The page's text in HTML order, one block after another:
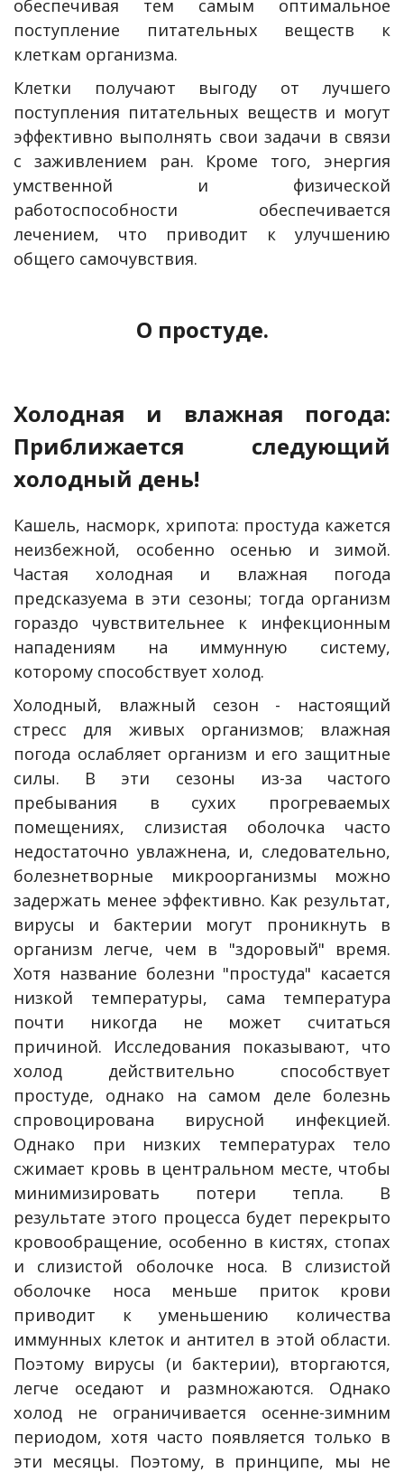
обеспечивая тем самым оптимальное
поступление питательных веществ к
клеткам организма.
Клетки получают выгоду от лучшего
поступления питательных веществ и могут
эффективно выполнять свои задачи в связи
с заживлением ран. Кроме того, энергия
умственной и физической
работоспособности обеспечивается
лечением, что приводит к улучшению
общего самочувствия.
О простуде.
Холодная и влажная погода:
Приближается следующий
холодный день!
Кашель, насморк, хрипота: простуда кажется
неизбежной, особенно осенью и зимой.
Частая холодная и влажная погода
предсказуема в эти сезоны; тогда организм
гораздо чувствительнее к инфекционным
нападениям на иммунную систему,
которому способствует холод.
Холодный, влажный сезон - настоящий
стресс для живых организмов; влажная
погода ослабляет организм и его защитные
силы. В эти сезоны из-за частого
пребывания в сухих прогреваемых
помещениях, слизистая оболочка часто
недостаточно увлажнена, и, следовательно,
болезнетворные микроорганизмы можно
задержать менее эффективно. Как результат,
вирусы и бактерии могут проникнуть в
организм легче, чем в "здоровый" время.
Хотя название болезни "простуда" касается
низкой температуры, сама температура
почти никогда не может считаться
причиной. Исследования показывают, что
холод действительно способствует
простуде, однако на самом деле болезнь
спровоцирована вирусной инфекцией.
Однако при низких температурах тело
сжимает кровь в центральном месте, чтобы
минимизировать потери тепла. В
результате этого процесса будет перекрыто
кровообращение, особенно в кистях, стопах
и слизистой оболочке носа. В слизистой
оболочке носа меньше приток крови
приводит к уменьшению количества
иммунных клеток и антител в этой области.
Поэтому вирусы (и бактерии), вторгаются,
легче оседают и размножаются. Однако
холод не ограничивается осенне-зимним
периодом, хотя часто появляется только в
эти месяцы. Поэтому, в принципе, мы не